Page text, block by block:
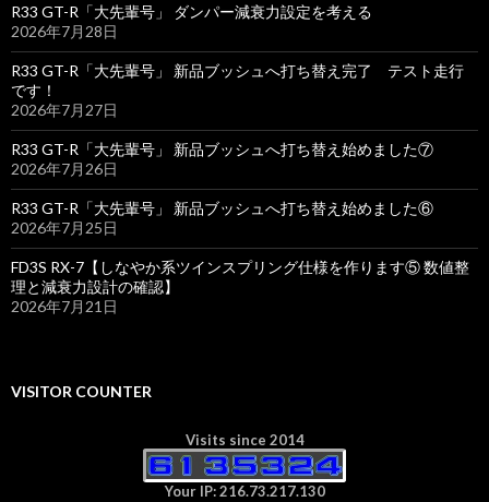
R33 GT-R「大先輩号」 ダンパー減衰力設定を考える
2026年7月28日
R33 GT-R「大先輩号」 新品ブッシュへ打ち替え完了 テスト走行
です！
2026年7月27日
R33 GT-R「大先輩号」 新品ブッシュへ打ち替え始めました⑦
2026年7月26日
R33 GT-R「大先輩号」 新品ブッシュへ打ち替え始めました⑥
2026年7月25日
FD3S RX-7【しなやか系ツインスプリング仕様を作ります⑤ 数値整
理と減衰力設計の確認】
2026年7月21日
VISITOR COUNTER
Visits since 2014
Your IP: 216.73.217.130